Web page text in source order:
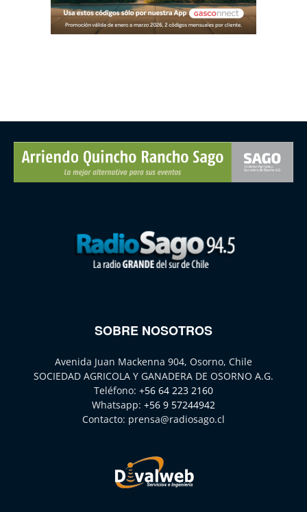
SOBRE NOSOTROS
Avenida Juan Mackenna 904, Osorno, Chile
SOCIEDAD AGRICOLA Y GANADERA DE OSORNO A.G.
Teléfono: +56 64 223 2160
Whatsapp: +56 9 57244942
Contacto: prensa@radiosago.cl